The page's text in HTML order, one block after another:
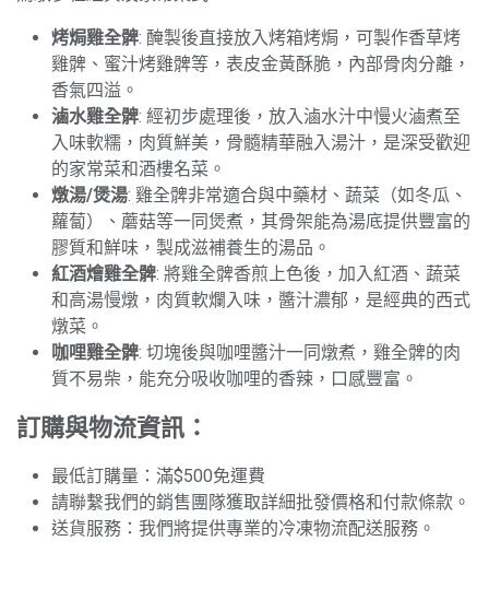
烤焗雞全髀: 醃製後直接放入烤箱烤焗，可製作香草烤
雞髀、蜜汁烤雞髀等，表皮金黃酥脆，內部骨肉分離，
香氣四溢。
滷水雞全髀: 經初步處理後，放入滷水汁中慢火滷煮至
入味軟糯，肉質鮮美，骨髓精華融入湯汁，是深受歡迎
的家常菜和酒樓名菜。
燉湯/煲湯: 雞全髀非常適合與中藥材、蔬菜（如冬瓜、
蘿蔔）、蘑菇等一同煲煮，其骨架能為湯底提供豐富的
膠質和鮮味，製成滋補養生的湯品。
紅酒燴雞全髀: 將雞全髀香煎上色後，加入紅酒、蔬菜
和高湯慢燉，肉質軟爛入味，醬汁濃郁，是經典的西式
燉菜。
咖哩雞全髀: 切塊後與咖哩醬汁一同燉煮，雞全髀的肉
質不易柴，能充分吸收咖哩的香辣，口感豐富。
訂購與物流資訊：
最低訂購量：滿$500免運費
請聯繫我們的銷售團隊獲取詳細批發價格和付款條款。
送貨服務：我們將提供專業的冷凍物流配送服務。